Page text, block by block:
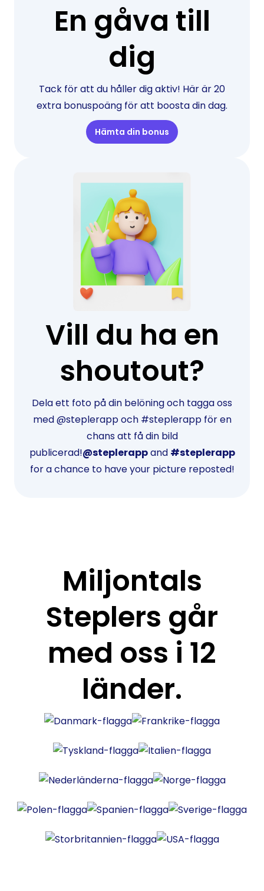
En gåva till
dig
Tack för att du håller dig aktiv! Här är 20
extra bonuspoäng för att boosta din dag.
Hämta din bonus
Vill du ha en
shoutout?
Dela ett foto på din belöning och tagga oss
med @steplerapp och #steplerapp för en
chans att få din bild
publicerad!@steplerappand #steplerapp
for a chance to have your picture reposted!
Miljontals
Steplers går
med oss i 12
länder.